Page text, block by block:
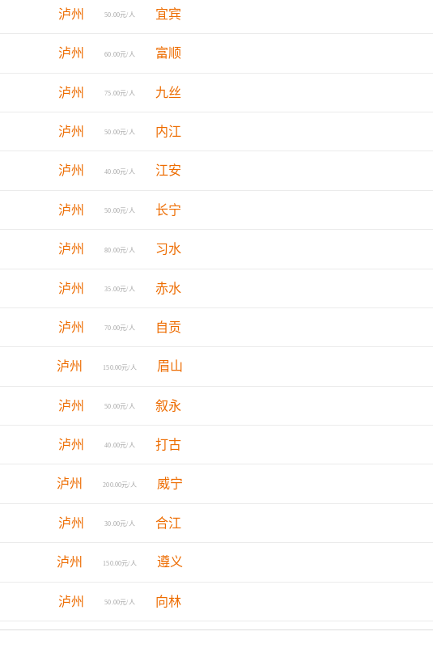
泸州 50.00元/人 宜宾
泸州 60.00元/人 富顺
泸州 75.00元/人 九丝
泸州 50.00元/人 内江
泸州 40.00元/人 江安
泸州 50.00元/人 长宁
泸州 80.00元/人 习水
泸州 35.00元/人 赤水
泸州 70.00元/人 自贡
泸州 150.00元/人 眉山
泸州 50.00元/人 叙永
泸州 40.00元/人 打古
泸州 200.00元/人 威宁
泸州 30.00元/人 合江
泸州 150.00元/人 遵义
泸州 50.00元/人 向林